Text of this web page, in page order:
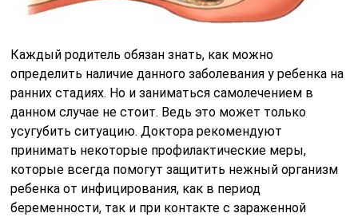
Каждый родитель обязан знать, как можно
определить наличие данного заболевания у ребенка на
ранних стадиях. Но и заниматься самолечением в
данном случае не стоит. Ведь это может только
усугубить ситуацию. Доктора рекомендуют
принимать некоторые профилактические меры,
которые всегда помогут защитить нежный организм
ребенка от инфицирования, как в период
беременности, так и при контакте с зараженной